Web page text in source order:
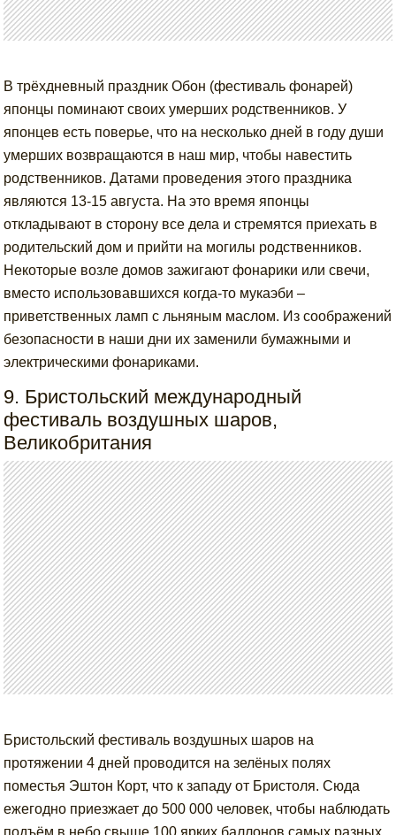
В трёхдневный праздник Обон (фестиваль фонарей)
японцы поминают своих умерших родственников. У
японцев есть поверье, что на несколько дней в году души
умерших возвращаются в наш мир, чтобы навестить
родственников. Датами проведения этого праздника
являются 13-15 августа. На это время японцы
откладывают в сторону все дела и стремятся приехать в
родительский дом и прийти на могилы родственников.
Некоторые возле домов зажигают фонарики или свечи,
вместо использовавшихся когда-то мукаэби –
приветственных ламп с льняным маслом. Из соображений
безопасности в наши дни их заменили бумажными и
электрическими фонариками.
9. Бристольский международный
фестиваль воздушных шаров,
Великобритания
Бристольский фестиваль воздушных шаров на
протяжении 4 дней проводится на зелёных полях
поместья Эштон Корт, что к западу от Бристоля. Сюда
ежегодно приезжает до 500 000 человек, чтобы наблюдать
подъём в небо свыше 100 ярких баллонов самых разных